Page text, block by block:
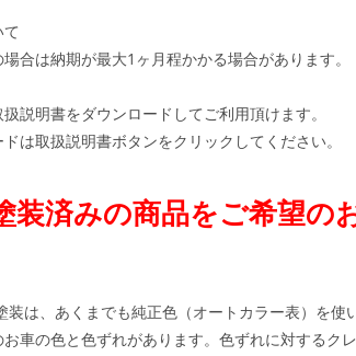
合は納期が最大1ヶ月程かかる場合があります。
説明書をダウンロードしてご利用頂けます。
は取扱説明書ボタンをクリックしてください。
装済みの商品をご希望の
装は、あくまでも純正色（オートカラー表）を使
車の色と色ずれがあります。色ずれに対するク